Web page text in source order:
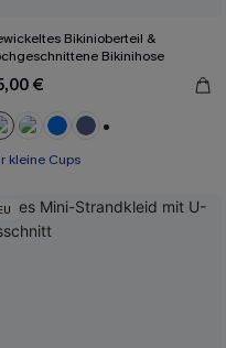
Bikinioberteil &
Bikinihose
€
kleine Cups